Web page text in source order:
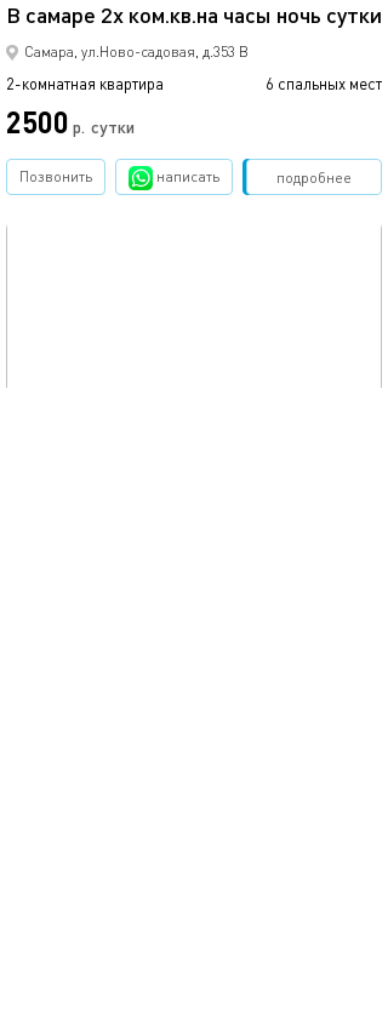
В самаре 2х ком.кв.на часы ночь сутки
Самара, ул.Ново-садовая, д.353 В
2-комнатная квартира 6 спальных мест
2500 р. сутки
подробнее
Позвонить написать Забронировать